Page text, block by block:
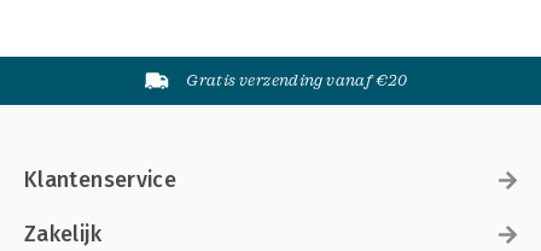
Gratis verzending vanaf €20
Klantenservice
Zakelijk